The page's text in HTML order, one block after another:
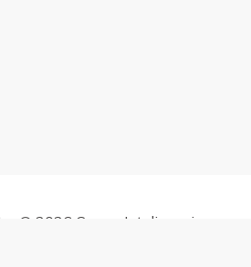
© 2026 Cursos Inteligencia